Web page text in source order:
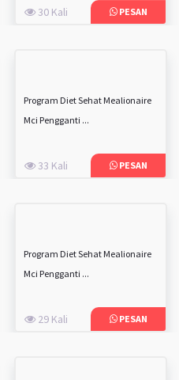
30 Kali PESAN
Program Diet Sehat Mealionaire
Mci Pengganti ...
33 Kali PESAN
Program Diet Sehat Mealionaire
Mci Pengganti ...
29 Kali PESAN